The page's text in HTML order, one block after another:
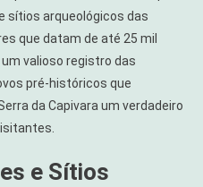
sítios arqueológicos das
que datam de até 25 mil
valioso registro das
pré-históricos que
da Capivara um verdadeiro
e Sítios